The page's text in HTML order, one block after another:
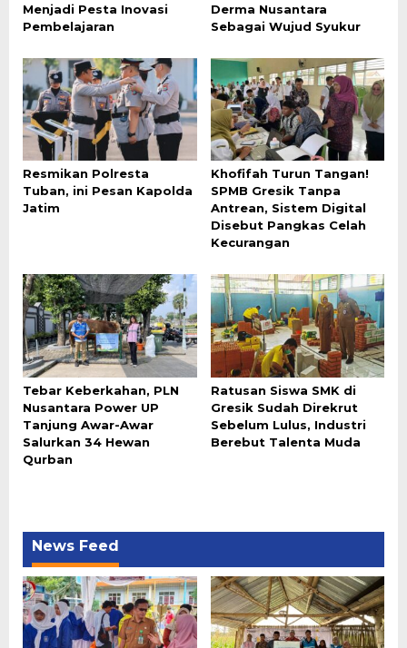
Menjadi Pesta Inovasi
Pembelajaran
Derma Nusantara
Sebagai Wujud Syukur
Resmikan Polresta
Tuban, ini Pesan Kapolda
Jatim
Khofifah Turun Tangan!
SPMB Gresik Tanpa
Antrean, Sistem Digital
Disebut Pangkas Celah
Kecurangan
Tebar Keberkahan, PLN
Nusantara Power UP
Tanjung Awar-Awar
Salurkan 34 Hewan
Qurban
Ratusan Siswa SMK di
Gresik Sudah Direkrut
Sebelum Lulus, Industri
Berebut Talenta Muda
News Feed